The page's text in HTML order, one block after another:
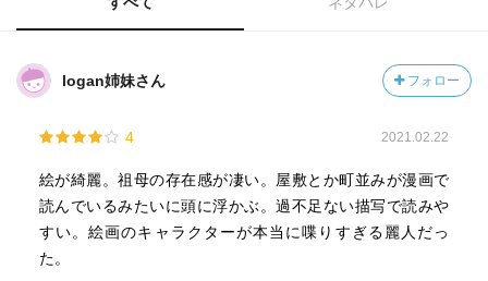
logan姉妹さん フォロー
4 2021.02.22
絵が綺麗。祖母の存在感が凄い。屋敷とか町並みが漫画で
読んでいるみたいに頭に浮かぶ。過不足ない描写で読みや
すい。絵画のキャラクターが本当に喋りすぎる麗人だっ
た。